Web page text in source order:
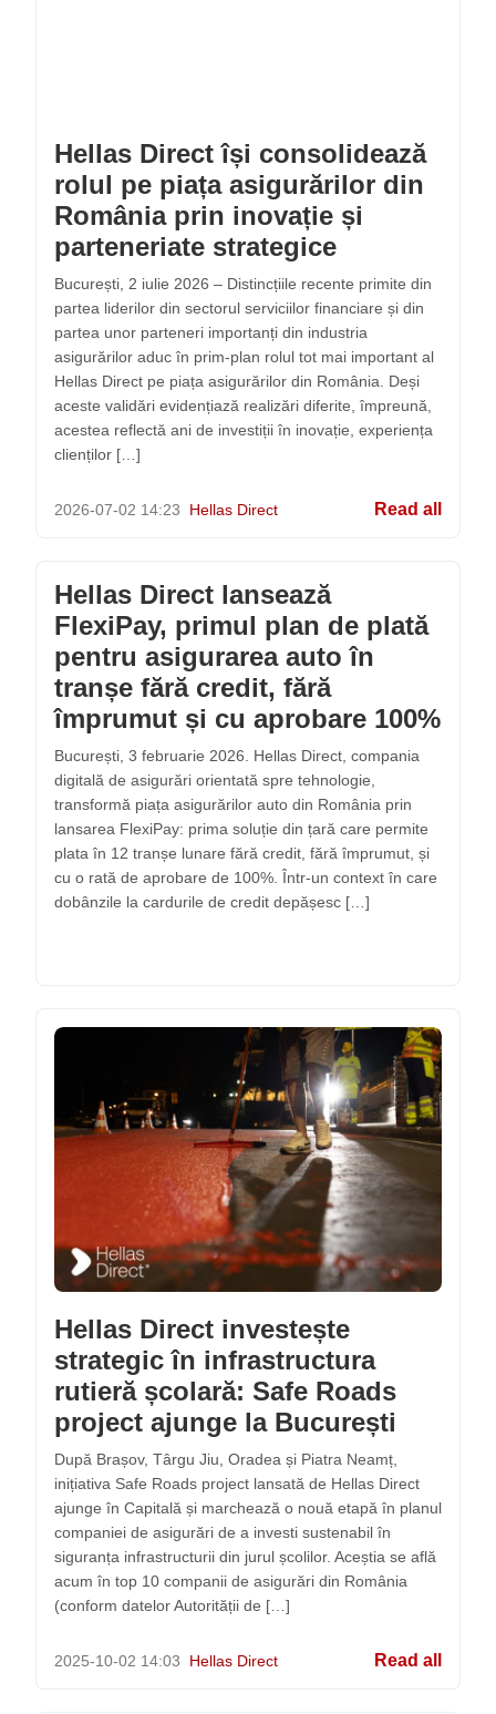
Hellas Direct își consolidează
rolul pe piața asigurărilor din
România prin inovație și
parteneriate strategice
București, 2 iulie 2026 – Distincțiile recente primite din
partea liderilor din sectorul serviciilor financiare și din
partea unor parteneri importanți din industria
asigurărilor aduc în prim-plan rolul tot mai important al
Hellas Direct pe piața asigurărilor din România. Deși
aceste validări evidențiază realizări diferite, împreună,
acestea reflectă ani de investiții în inovație, experiența
clienților […]
2026-07-02 14:23 Hellas Direct Read all
Hellas Direct lansează
FlexiPay, primul plan de plată
pentru asigurarea auto în
tranșe fără credit, fără
împrumut și cu aprobare 100%
București, 3 februarie 2026. Hellas Direct, compania
digitală de asigurări orientată spre tehnologie,
transformă piața asigurărilor auto din România prin
lansarea FlexiPay: prima soluție din țară care permite
plata în 12 tranșe lunare fără credit, fără împrumut, și
cu o rată de aprobare de 100%. Într-un context în care
dobânzile la cardurile de credit depășesc […]
Hellas Direct investește
strategic în infrastructura
rutieră școlară: Safe Roads
project ajunge la București
După Brașov, Târgu Jiu, Oradea și Piatra Neamț,
inițiativa Safe Roads project lansată de Hellas Direct
ajunge în Capitală și marchează o nouă etapă în planul
companiei de asigurări de a investi sustenabil în
siguranța infrastructurii din jurul școlilor. Aceștia se află
acum în top 10 companii de asigurări din România
(conform datelor Autorității de […]
2025-10-02 14:03 Hellas Direct Read all